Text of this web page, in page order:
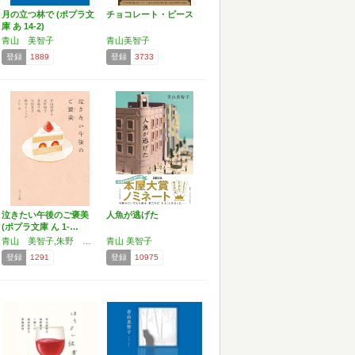
月の立つ林で (ポプラ文
庫 あ 14-2)
青山 美智子
登録 1889
チョコレート・ピース
青山美智子
登録 3733
泣きたい午後のご褒美
(ポプラ文庫 ん 1-…
登録 1291
人魚が逃げた
青山 美智子
登録 10975